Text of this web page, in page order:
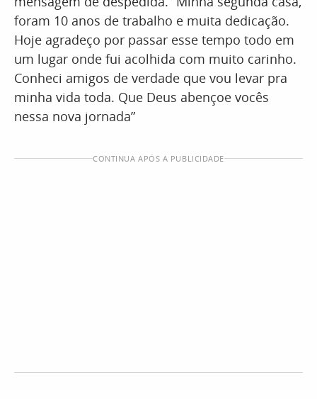
foram 10 anos de trabalho e muita dedicação.
Hoje agradeço por passar esse tempo todo em
um lugar onde fui acolhida com muito carinho.
Conheci amigos de verdade que vou levar pra
minha vida toda. Que Deus abençoe vocês
nessa nova jornada”
CONTINUA APÓS A PUBLICIDADE